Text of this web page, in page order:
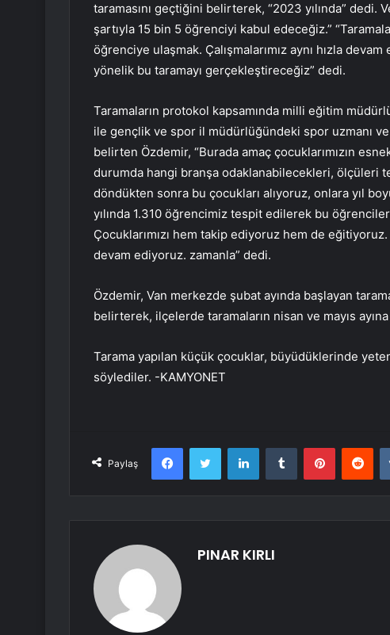
taramasını geçtiğini belirterek, “2023 yılında”
şartıyla 15 bin 5 öğrenciyi kabul edeceğiz.”
öğrenciye ulaşmak. Çalışmalarımız aynı hızla
yönelik bu taramayı gerçekleştireceğiz” dedi.
Taramaların protokol kapsamında milli eğitim
ile gençlik ve spor il müdürlüğündeki spor uzmanı
belirten Özdemir, “Burada amaç çocuklarımızın
durumda hangi branşa odaklanabilecekleri, ölçüleri
döndükten sonra bu çocukları alıyoruz, onlara yıl
yılında 1.310 öğrencimiz tespit edilerek bu
Çocuklarımızı hem takip ediyoruz hem de
devam ediyoruz. zamanla” dedi.
Özdemir, Van merkezde şubat ayında başlayan
belirterek, ilçelerde taramaların nisan ve mayıs
Tarama yapılan küçük çocuklar, büyüdüklerinde
söylediler. -KAMYONET
Paylaş
FacebookTwitter LinkedInTumblr Pinterest
PINAR KIRLI